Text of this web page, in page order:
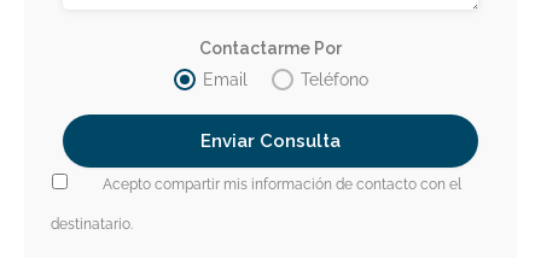
Contactarme Por
Email
Teléfono
Acepto compartir mis información de contacto con el
destinatario.